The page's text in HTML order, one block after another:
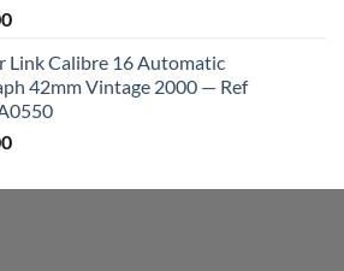
Link Calibre 16 Automatic
42mm Vintage 2000 — Ref